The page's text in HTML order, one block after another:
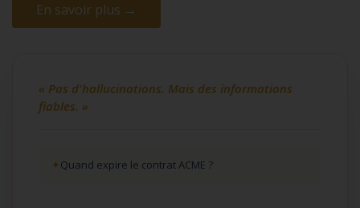
En savoir plus →
« Pas d'hallucinations. Mais des informations
fiables. »
Quand expire le contrat ACME ?